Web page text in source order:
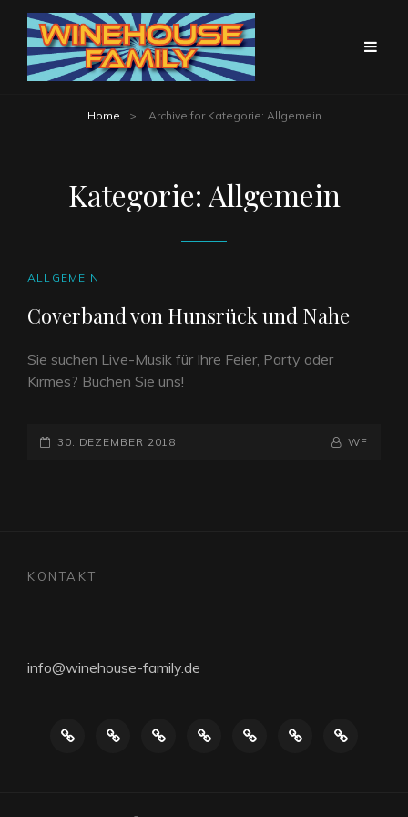
Home > Archive for Kategorie: Allgemein
Kategorie: Allgemein
CAT
ALLGEMEIN
Coverband von Hunsrück und Nahe
Sie suchen Live-Musik für Ihre Feier, Party oder
Kirmes? Buchen Sie uns!
POSTED-
30. DEZEMBER 2018
BY
BYLINE
WF
KONTAKT
info@winehouse-family.de
Die
MusikerVideosReinhörenSongs TermineKontakt